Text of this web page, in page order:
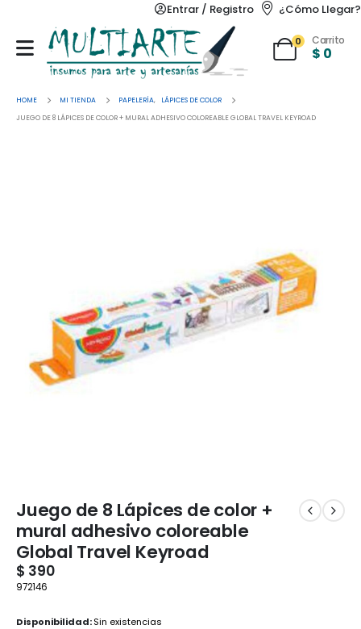
Entrar / Registro ¿Cómo Llegar?
0 Carrito
$ 0
HOME MI TIENDA PAPELERÍA,
LÁPICES DE COLOR
JUEGO DE 8 LÁPICES DE COLOR + MURAL ADHESIVO COLOREABLE GLOBAL TRAVEL KEYROAD
Juego de 8 Lápices de color +
mural adhesivo coloreable
Global Travel Keyroad
$ 390
972146
Disponibilidad:Sin existencias